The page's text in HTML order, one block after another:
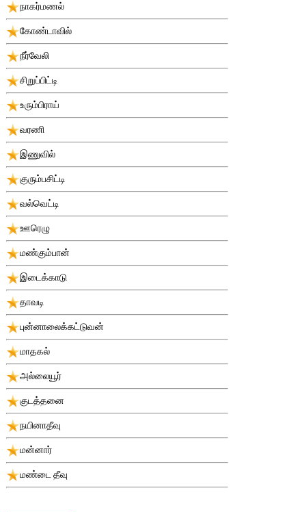
நாகர்மணல்
கோண்டாவில்
நீர்வேலி
சிறுப்பிட்டி
உரும்பிராய்
வரணி
இணுவில்
குரும்பசிட்டி
வல்வெட்டி
ஊரெழு
மண்கும்பான்
இடைக்காடு
தாவடி
புன்னாலைக்கட்டுவன்
மாதகல்
அல்லையூர்
குடத்தனை
நயினாதீவு
மன்னார்
மண்டை தீவு